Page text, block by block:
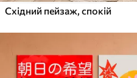
Східний пейзаж, спокій